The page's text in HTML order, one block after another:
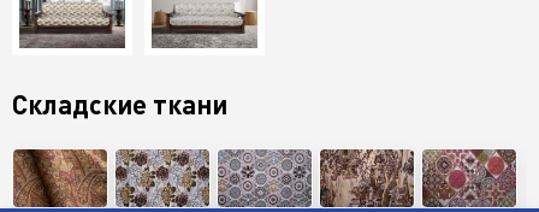
Складские ткани